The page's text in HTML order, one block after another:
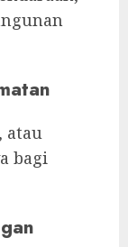
atau
bagi